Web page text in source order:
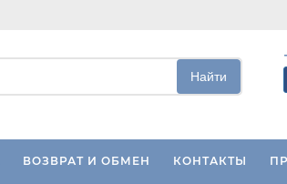
Найти
ВОЗВРАТ И ОБМЕН КОНТАКТЫ